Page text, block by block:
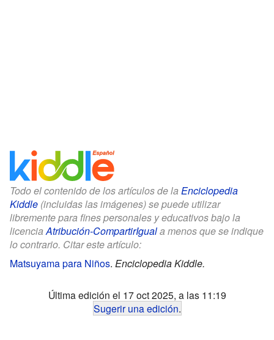
Todo el contenido de los artículos de la Enciclopedia
Kiddle (incluidas las imágenes) se puede utilizar
libremente para fines personales y educativos bajo la
licenciaAtribución-CompartirIguala menos que se indique
lo contrario. Citar este artículo:
Matsuyama para Niños. Enciclopedia Kiddle.
Última edición el 17 oct 2025, a las 11:19
Sugerir una edición.